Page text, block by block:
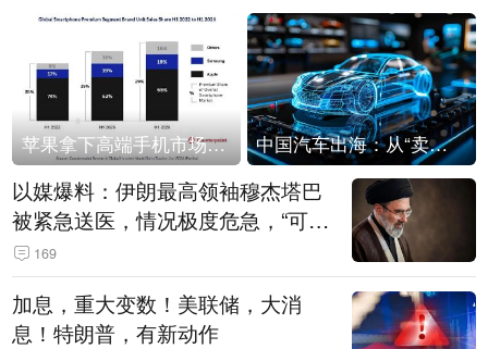
苹果拿下高端手机市场65%的份额：iPhone 17系列功不可没 中国汽车出海：从“卖出去”到“走进去”
以媒爆料：伊朗最高领袖穆杰塔巴
被紧急送医，情况极度危急，“可能
随时会死去”
169
加息，重大变数！美联储，大消
息！特朗普，有新动作